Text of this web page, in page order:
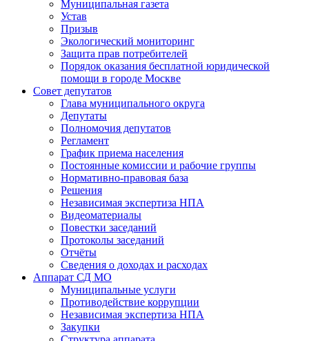
Муниципальная газета
Устав
Призыв
Экологический мониторинг
Защита прав потребителей
Порядок оказания бесплатной юридической
помощи в городе Москве
Совет депутатов
Глава муниципального округа
Депутаты
Полномочия депутатов
Регламент
График приема населения
Постоянные комиссии и рабочие группы
Нормативно-правовая база
Решения
Независимая экспертиза НПА
Видеоматериалы
Повестки заседаний
Протоколы заседаний
Отчёты
Сведения о доходах и расходах
Аппарат СД МО
Муниципальные услуги
Противодействие коррупции
Независимая экспертиза НПА
Закупки